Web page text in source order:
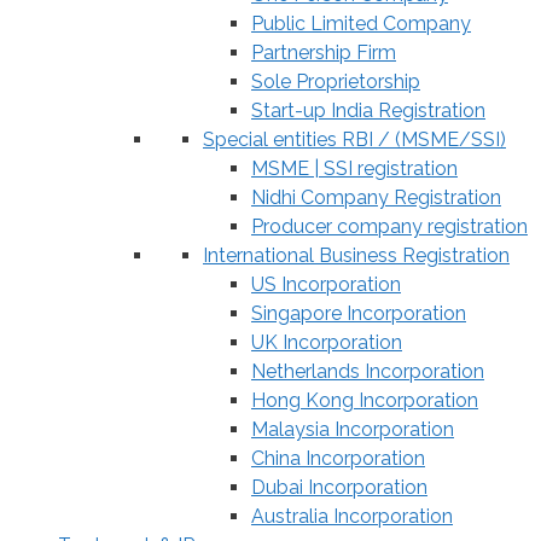
Public Limited Company
Partnership Firm
Sole Proprietorship
Start-up India Registration
Special entities RBI / (MSME/SSI)
MSME | SSI registration
Nidhi Company Registration
Producer company registration
International Business Registration
US Incorporation
Singapore Incorporation
UK Incorporation
Netherlands Incorporation
Hong Kong Incorporation
Malaysia Incorporation
China Incorporation
Dubai Incorporation
Australia Incorporation